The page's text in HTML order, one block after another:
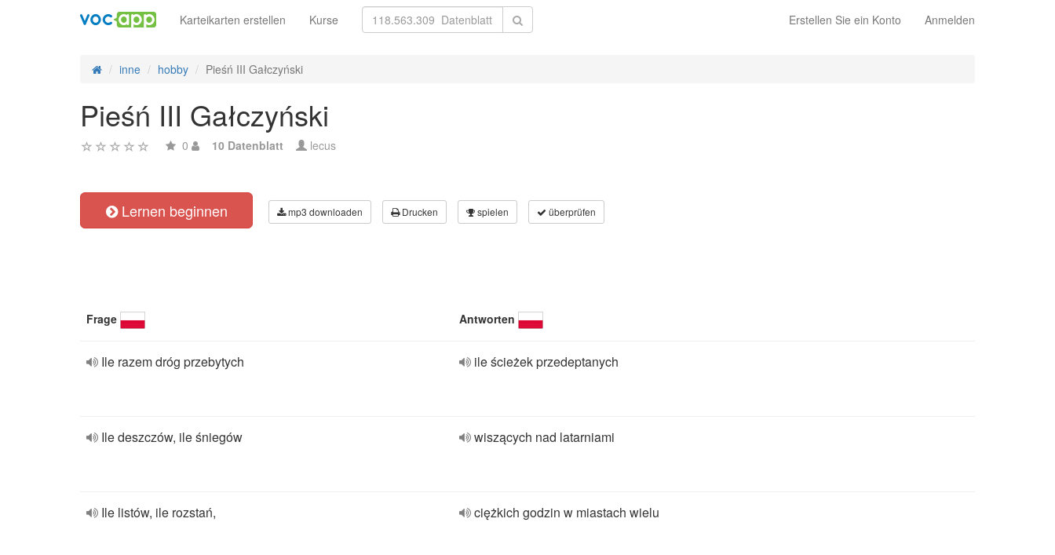
Erstellen Sie ein Konto Anmelden
Karteikarten erstellen Kurse
inne hobby Pieśń III Gałczyński
Pieśń III Gałczyński
0 10 Datenblatt lecus
Lernen beginnen mp3 downloaden Drucken spielen überprüfen
Frage Antworten
Ile razem dróg przebytych ile ścieżek przedeptanych
Ile deszczów, ile śniegów wiszących nad latarniami
Ile listów, ile rozstań, ciężkich godzin w miastach wielu